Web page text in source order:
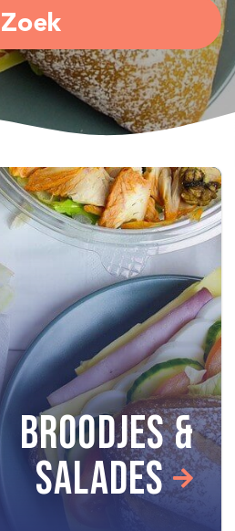
Zoek
BROODJES &
SALADES